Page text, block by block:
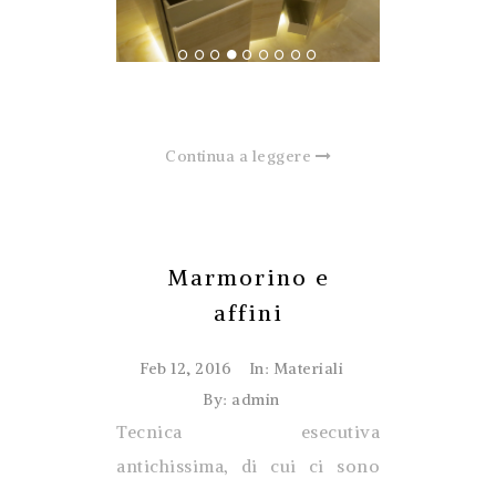
Continua a leggere
Marmorino e
affini
Feb 12, 2016 In: Materiali
By: admin
Tecnica esecutiva
antichissima, di cui ci sono